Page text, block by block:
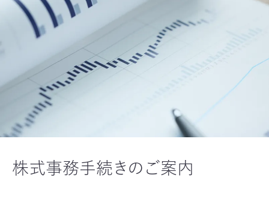
株式事務手続きのご案内